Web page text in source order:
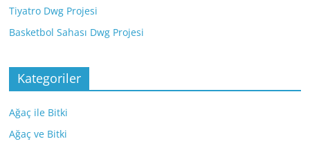
Tiyatro Dwg Projesi
Basketbol Sahası Dwg Projesi
Kategoriler
Ağaç ile Bitki
Ağaç ve Bitki